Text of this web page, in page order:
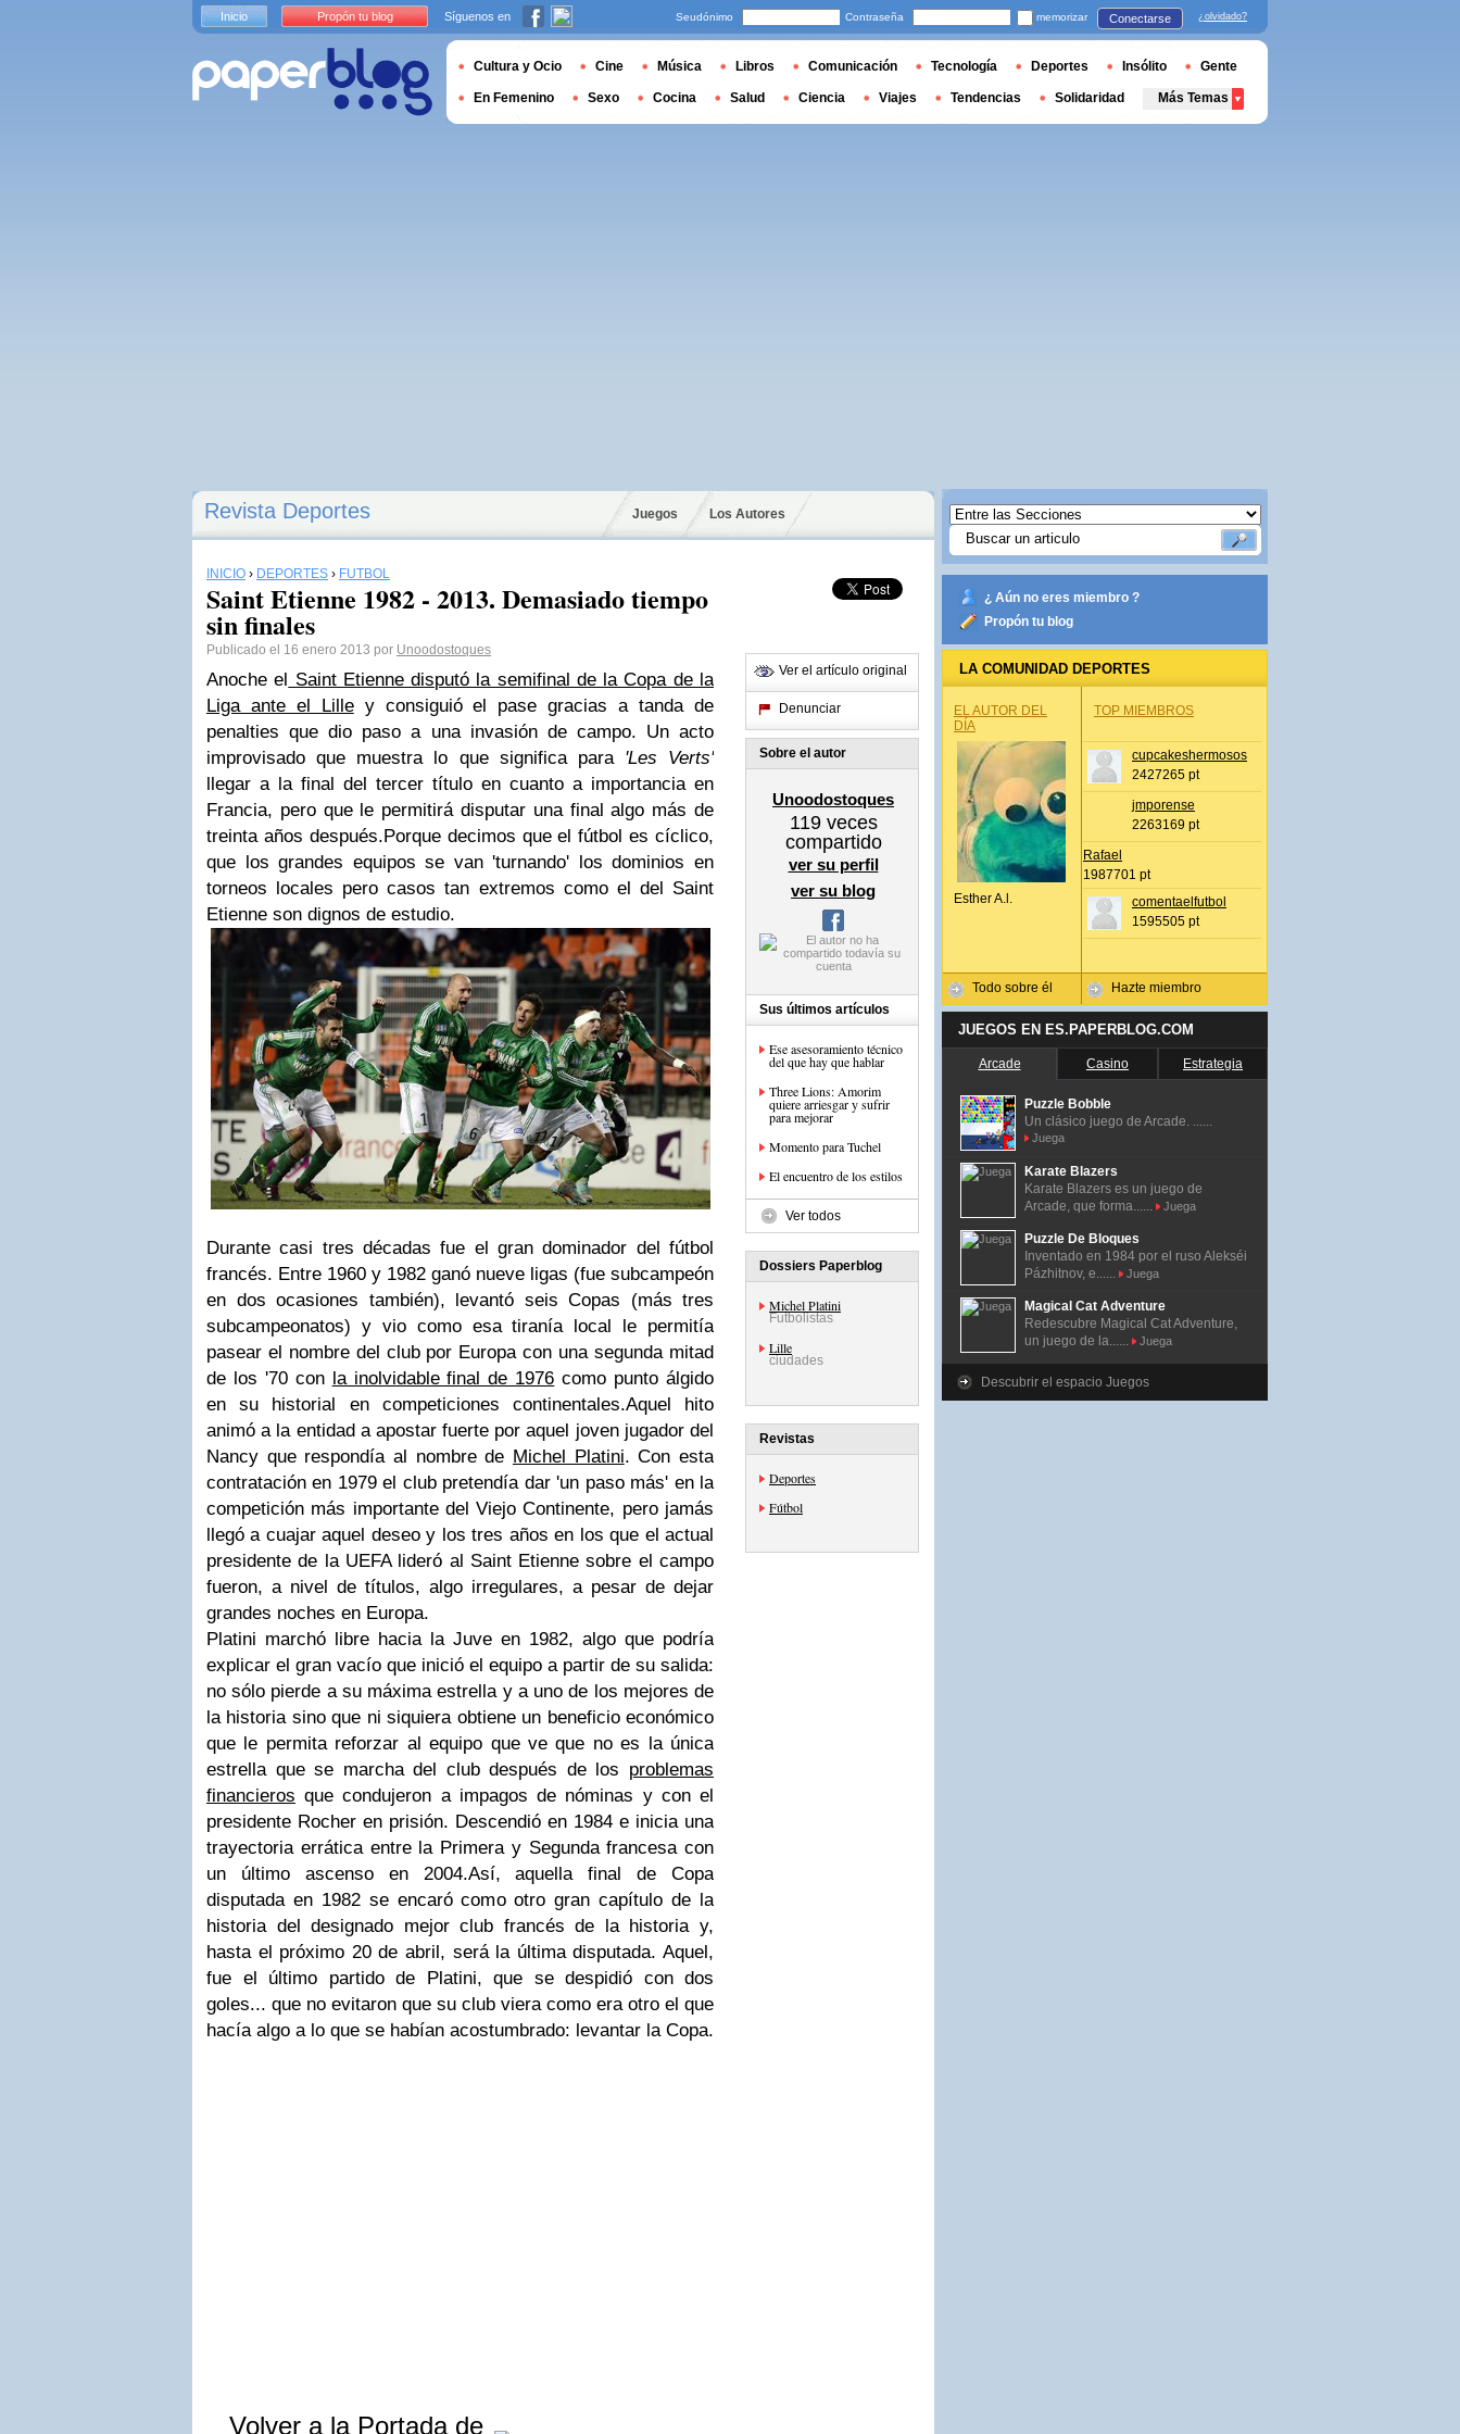
Revista Deportes Juegos Los Autores
INICIO › DEPORTES › FÚTBOL
Saint Etienne 1982 - 2013. Demasiado tiempo
sin finales
Publicado el 16 enero 2013 por Unoodostoques
Anoche el Saint Etienne disputó la semifinal de la Copa de la
Liga ante el Lilley consiguió el pase gracias a tanda de
penalties que dio paso a una invasión de campo. Un acto
improvisado que muestra lo que significa para 'Les Verts'
llegar a la final del tercer título en cuanto a importancia en
Francia, pero que le permitirá disputar una final algo más de
treinta años después.Porque decimos que el fútbol es cíclico,
que los grandes equipos se van 'turnando' los dominios en
torneos locales pero casos tan extremos como el del Saint
Etienne son dignos de estudio.
Durante casi tres décadas fue el gran dominador del fútbol
francés. Entre 1960 y 1982 ganó nueve ligas (fue subcampeón
en dos ocasiones también), levantó seis Copas (más tres
subcampeonatos) y vio como esa tiranía local le permitía
pasear el nombre del club por Europa con una segunda mitad
de los '70 con la inolvidable final de 1976 como punto álgido
en su historial en competiciones continentales.Aquel hito
animó a la entidad a apostar fuerte por aquel joven jugador del
Nancy que respondía al nombre de Michel Platini. Con esta
contratación en 1979 el club pretendía dar 'un paso más' en la
competición más importante del Viejo Continente, pero jamás
llegó a cuajar aquel deseo y los tres años en los que el actual
presidente de la UEFA lideró al Saint Etienne sobre el campo
fueron, a nivel de títulos, algo irregulares, a pesar de dejar
grandes noches en Europa.
Platini marchó libre hacia la Juve en 1982, algo que podría
explicar el gran vacío que inició el equipo a partir de su salida:
no sólo pierde a su máxima estrella y a uno de los mejores de
la historia sino que ni siquiera obtiene un beneficio económico
que le permita reforzar al equipo que ve que no es la única
estrella que se marcha del club después de los problemas
financieros que condujeron a impagos de nóminas y con el
presidente Rocher en prisión. Descendió en 1984 e inicia una
trayectoria errática entre la Primera y Segunda francesa con
un último ascenso en 2004.Así, aquella final de Copa
disputada en 1982 se encaró como otro gran capítulo de la
historia del designado mejor club francés de la historia y,
hasta el próximo 20 de abril, será la última disputada. Aquel,
fue el último partido de Platini, que se despidió con dos
goles... que no evitaron que su club viera como era otro el que
hacía algo a lo que se habían acostumbrado: levantar la Copa.
Volver a la Portada de
Ver el artículo original
Denunciar
Sobre el autor
Unoodostoques
119veces
compartido
ver su perfil
ver su blog
Sus últimos artículos
Ese asesoramiento técnico
del que hay que hablar
Three Lions: Amorim
quiere arriesgar y sufrir
para mejorar
Momento para Tuchel
El encuentro de los estilos
Ver todos
Dossiers Paperblog
Michel Platini
Futbolistas
Lille
ciudades
Revistas
Deportes
Fútbol
¿ Aún no eres miembro ?
Propón tu blog
LA COMUNIDAD DEPORTES
EL AUTOR DEL
DÍA
Esther A.l.
Todo sobre él
TOP MIEMBROS
cupcakeshermosos
2427265 pt
jmporense
2263169 pt
Rafael
1987701 pt
comentaelfutbol
1595505 pt
Hazte miembro
JUEGOS EN ES.PAPERBLOG.COM
Arcade Casino Estrategia
Puzzle Bobble
Un clásico juego de Arcade. ......
Juega
Karate Blazers
Karate Blazers es un juego de
Arcade, que forma......
Juega
Puzzle De Bloques
Inventado en 1984 por el ruso Alekséi
Pázhitnov, e......
Juega
Magical Cat Adventure
Redescubre Magical Cat Adventure,
un juego de la......
Juega
Descubrir el espacio Juegos
Inicio Propón tu blog Síguenos en Seudónimo Contraseña memorizar Conectarse ¿olvidado?
Cultura y Ocio Cine Música Libros Comunicación Tecnología Deportes Insólito Gente
En Femenino Sexo Cocina Salud Ciencia Viajes Tendencias Solidaridad Más Temas